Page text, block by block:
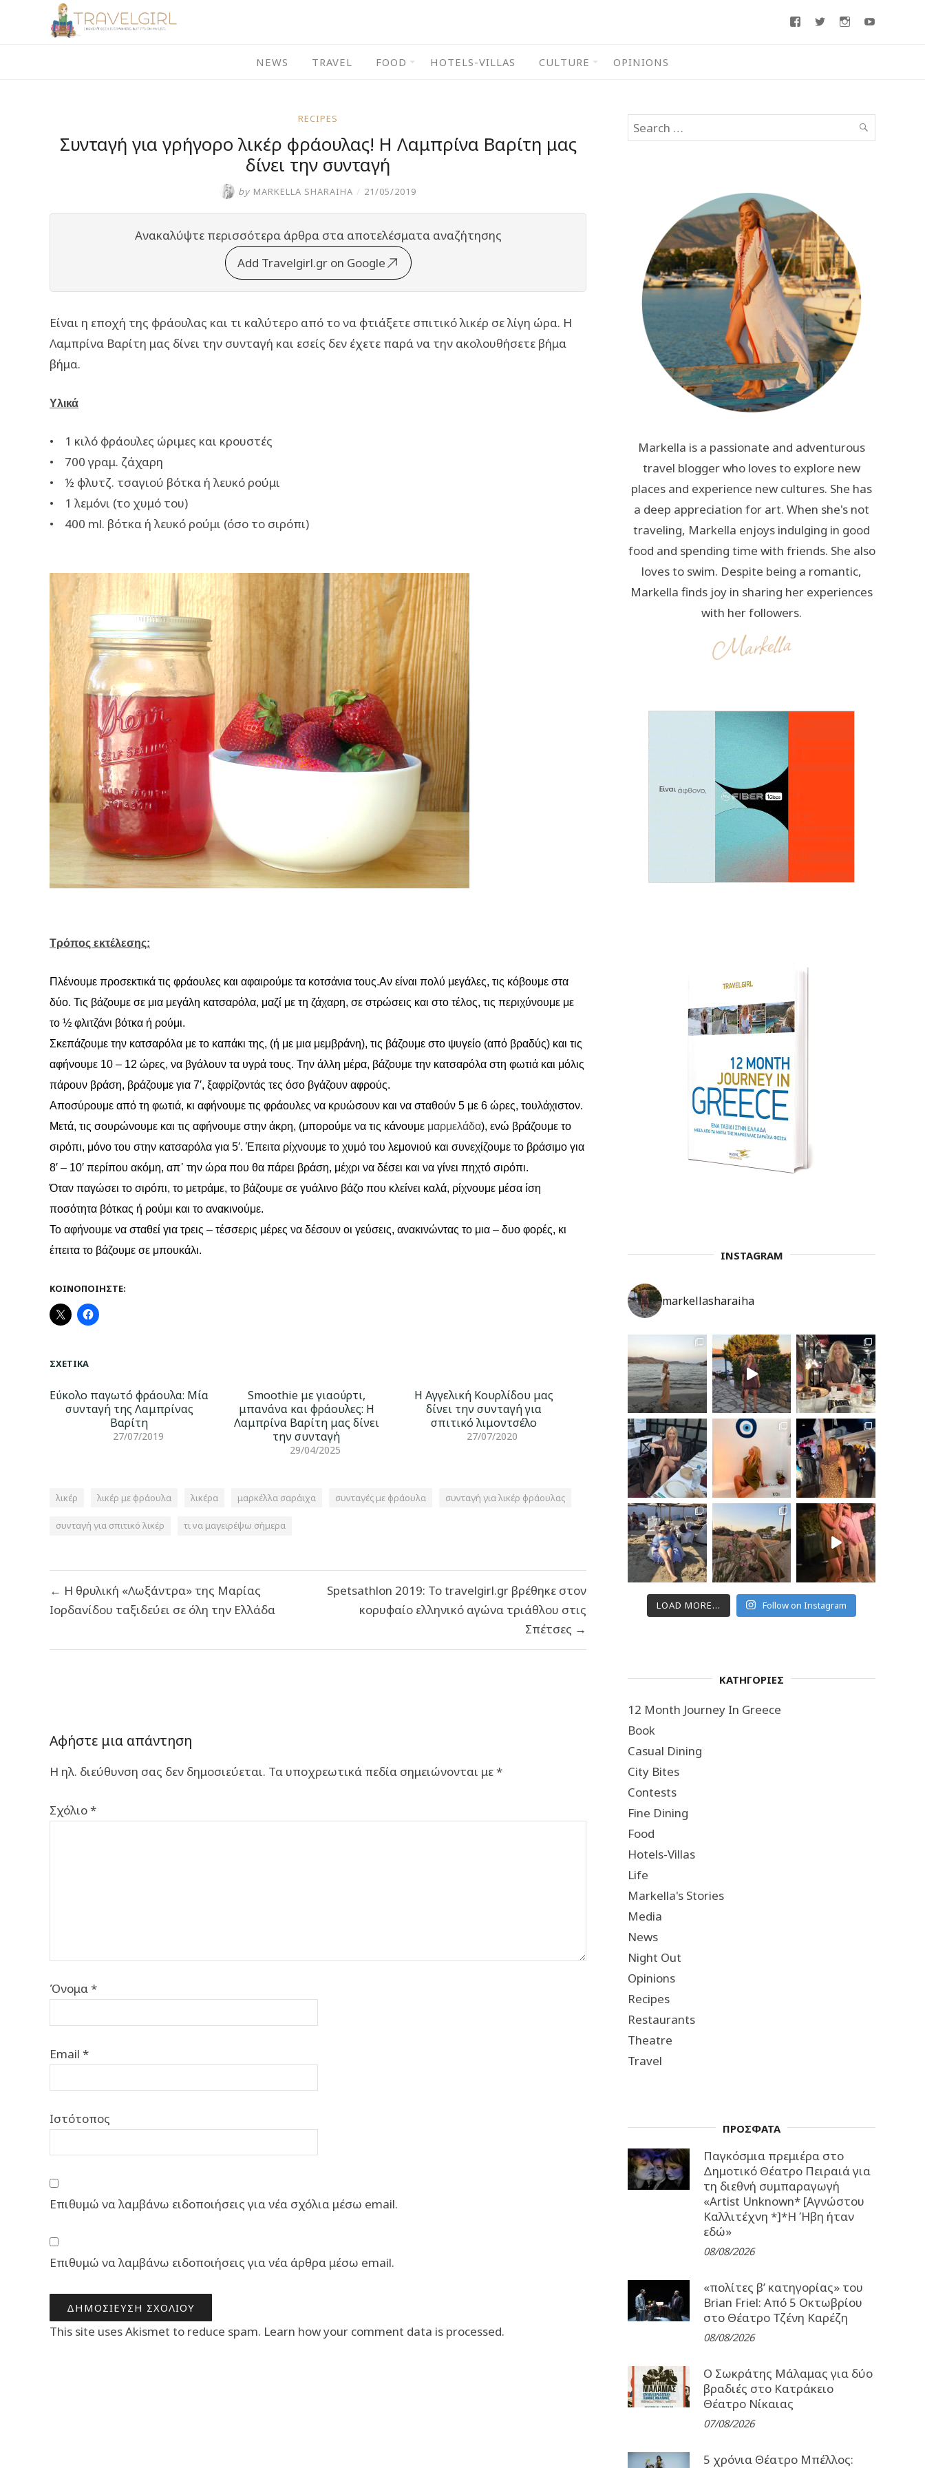
FacebookTwitterInstagram
NEWS TRAVEL FOOD HOTELS-VILLAS CULTURE OPINIONS
RECIPES
Συνταγή για γρήγορο λικέρ φράουλας! Η Λαμπρίνα Βαρίτη μας
δίνει την συνταγή
by MARKELLA SHARAIHA / 21/05/2019
Ανακαλύψτε περισσότερα άρθρα στα αποτελέσματα αναζήτησης
Add Travelgirl.gr on Google
Είναι η εποχή της φράουλας και τι καλύτερο από το να φτιάξετε σπιτικό λικέρ σε λίγη ώρα. Η
Λαμπρίνα Βαρίτη μας δίνει την συνταγή και εσείς δεν έχετε παρά να την ακολουθήσετε βήμα
βήμα.
Υλικά
• 1 κιλό φράουλες ώριμες και κρουστές
• 700 γραμ. ζάχαρη
• ½ φλυτζ. τσαγιού βότκα ή λευκό ρούμι
• 1 λεμόνι (το χυμό του)
• 400 ml. βότκα ή λευκό ρούμι (όσο το σιρόπι)
Τρόπος εκτέλεσης:
Πλένουμε προσεκτικά τις φράουλες και αφαιρούμε τα κοτσάνια τους.Αν είναι πολύ μεγάλες, τις κόβουμε στα
δύο. Τις βάζουμε σε μια μεγάλη κατσαρόλα, μαζί με τη ζάχαρη, σε στρώσεις και στο τέλος, τις περιχύνουμε με
το ½ φλιτζάνι βότκα ή ρούμι.
Σκεπάζουμε την κατσαρόλα με το καπάκι της, (ή με μια μεμβράνη), τις βάζουμε στο ψυγείο (από βραδύς) και τις
αφήνουμε 10 – 12 ώρες, να βγάλουν τα υγρά τους. Την άλλη μέρα, βάζουμε την κατσαρόλα στη φωτιά και μόλις
πάρουν βράση, βράζουμε για 7′, ξαφρίζοντάς τες όσο βγάζουν αφρούς.
Αποσύρουμε από τη φωτιά, κι αφήνουμε τις φράουλες να κρυώσουν και να σταθούν 5 με 6 ώρες, τουλάχιστον.
Μετά, τις σουρώνουμε και τις αφήνουμε στην άκρη, (μπορούμε να τις κάνουμε μαρμελάδα), ενώ βράζουμε το
σιρόπι, μόνο του στην κατσαρόλα για 5′. Έπειτα ρίχνουμε το χυμό του λεμονιού και συνεχίζουμε το βράσιμο για
8′ – 10′ περίπου ακόμη, απ᾿ την ώρα που θα πάρει βράση, μέχρι να δέσει και να γίνει πηχτό σιρόπι.
Όταν παγώσει το σιρόπι, το μετράμε, το βάζουμε σε γυάλινο βάζο που κλείνει καλά, ρίχνουμε μέσα ίση
ποσότητα βότκας ή ρούμι και το ανακινούμε.
Το αφήνουμε να σταθεί για τρεις – τέσσερις μέρες να δέσουν οι γεύσεις, ανακινώντας το μια – δυο φορές, κι
έπειτα το βάζουμε σε μπουκάλι.
ΚΟΙΝΟΠΟΙΉΣΤΕ:
ΣΧΕΤΙΚΆ
Εύκολο παγωτό φράουλα: Μία
συνταγή της Λαμπρίνας
Βαρίτη
27/07/2019
Smoothie με γιαούρτι,
μπανάνα και φράουλες: Η
Λαμπρίνα Βαρίτη μας δίνει
την συνταγή
29/04/2025
Η Αγγελική Κουρλίδου μας
δίνει την συνταγή για
σπιτικό λιμοντσέλο
27/07/2020
λικέρ λικέρ με φράουλα λικέρα μαρκέλλα σαράιχα συνταγές με φράουλα συνταγή για λικέρ φράουλας
συνταγή για σπιτικό λικέρ τι να μαγειρέψω σήμερα
άρθρων
← Η θρυλική «Λωξάντρα» της Μαρίας
Ιορδανίδου ταξιδεύει σε όλη την Ελλάδα
Spetsathlon 2019: Το travelgirl.gr βρέθηκε στον
κορυφαίο ελληνικό αγώνα τριάθλου στις
Σπέτσες →
Αφήστε μια απάντηση
Η ηλ. διεύθυνση σας δεν δημοσιεύεται. Τα υποχρεωτικά πεδία σημειώνονται με*
Σχόλιο*
Όνομα*
Email *
Ιστότοπος
Επιθυμώ να λαμβάνω ειδοποιήσεις για νέα σχόλια μέσω email.
Επιθυμώ να λαμβάνω ειδοποιήσεις για νέα άρθρα μέσω email.
This site uses Akismet to reduce spam. Learn how your comment data is processed.
Search
for:
SEARCH
Markella is a passionate and adventurous
travel blogger who loves to explore new
places and experience new cultures. She has
a deep appreciation for art. When she's not
traveling, Markella enjoys indulging in good
food and spending time with friends. She also
loves to swim. Despite being a romantic,
Markella finds joy in sharing her experiences
with her followers.
INSTAGRAM
markellasharaiha
LOAD MORE... Follow on Instagram
ΚΑΤΗΓΟΡΙΕΣ
12 Month Journey In Greece
Book
Casual Dining
City Bites
Contests
Fine Dining
Food
Hotels-Villas
Life
Markella's Stories
Media
News
Night Out
Opinions
Recipes
Restaurants
Theatre
Travel
ΠΡΟΣΦΑΤΑ
Παγκόσμια πρεμιέρα στο
Δημοτικό Θέατρο Πειραιά για
τη διεθνή συμπαραγωγή
«Artist Unknown* [Αγνώστου
Καλλιτέχνη *]*Η Ήβη ήταν
εδώ»
08/08/2026
«πολίτες β’ κατηγορίας» του
Brian Friel: Από 5 Οκτωβρίου
στο Θέατρο Τζένη Καρέζη
08/08/2026
Ο Σωκράτης Μάλαμας για δύο
βραδιές στο Κατράκειο
Θέατρο Νίκαιας
07/08/2026
5 χρόνια Θέατρο Μπέλλος: